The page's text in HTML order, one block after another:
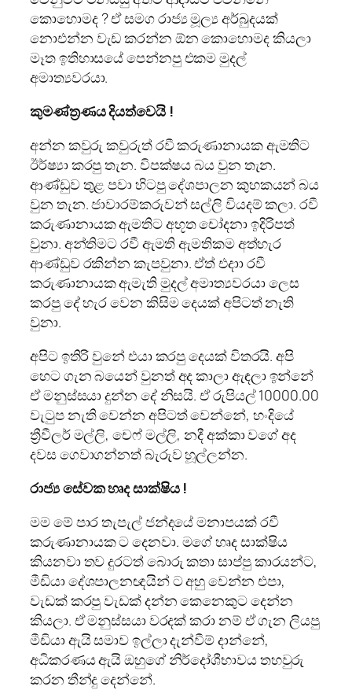
කොහොමද ? ඒ සමග රාජ්‍ය මූල්‍ය අර්බුදයක්
නොඑන්න වැඩ කරන්න ඕන කොහොමද කියලා
මෑත ඉතිහාසයේ පෙන්නපු එකම මුදල්
අමාත්‍යවරයා.
කුමණ්ත්‍රණය දියත්වෙයි !
අන්න කවුරු කවුරුත් රවී කරුණානායක ඇමතිට
ඊර්ෂ්‍යා කරපු තැන. විපක්ෂය බය වුන තැන.
ආණ්ඩුව තුළ පවා හිටපු දේශපාලන කුහකයන් බය
වුන තැන. ජාවාරම්කරුවන් සල්ලි වියදම් කලා. රවී
කරුණානායක ඇමතිට අභූත චෝදනා ඉදිරිපත්
වුනා. අන්තිමට රවී ඇමති ඇමතිකම අත්හැර
ආණ්ඩුව රකින්න කැපවුනා. ඒත් එදාා රවී
කරුණානායක ඇමැති මුදල් අමාත්‍යවරයා ලෙස
කරපු දේ හැර වෙන කිසිම දෙයක් අපිටත් නැති
වුනා.
අපිට ඉතිරි වුනේ එයා කරපු දෙයක් විතරයි. අපි
හෙට ගැන බයෙන් වුනත් අද කාලා ඇඳලා ඉන්නේ
ඒ මනුස්සයා දුන්න දේ නිසයි. ඒ රුපියල් 10000.00
වැටුප නැති වෙන්න අපිටත් වෙන්නේ, හංදියේ
ත්‍රීවීලර් මල්ලි, චෙෆ් මල්ලි, නදී අක්කා වගේ අද
දවස ගෙවාගන්නත් බැරුව හූල්ලන්න.
රාජ්‍ය සේවක හෘද සාක්ෂිය !
මම මේ පාර තැපැල් ජන්දයේ මනාපයක් රවී
කරුණානායක ට දෙනවා. මගේ හෘද සාක්ෂිය
කියනවා තව දුරටත් බොරු කතා සාප්පු කාරයන්ට,
මීඩියා දේශපාලනඥයින් ට අහු වෙන්න එපා,
වැඩක් කරපු වැඩක් දන්න කෙනෙකුට දෙන්න
කියලා. ඒ මනුස්සයා වරදක් කරා නම් ඒ ගැන ලියපු
මීඩියා ඇයි සමාව ඉල්ලා දැන්වීම් දාන්නේ,
අධිකරණය ඇයි ඔහුගේ නිර්දෝශීභාවය තහවුරු
කරන තීන්දු දෙන්නේ.